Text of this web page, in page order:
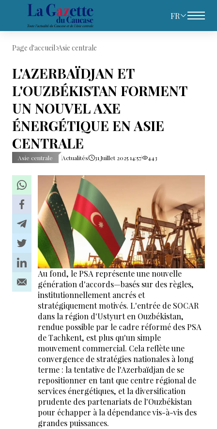
FR
Page d'accueil Asie centrale
L'AZERBAÏDJAN ET
L'OUZBÉKISTAN FORMENT
UN NOUVEL AXE
ÉNERGÉTIQUE EN ASIE
CENTRALE
Asie centrale Actualités 31 Juillet 2025 14:57 443
Au fond, le PSA représente une nouvelle
génération d'accords—basés sur des règles,
institutionnellement ancrés et
stratégiquement motivés. L'entrée de SOCAR
dans la région d'Ustyurt en Ouzbékistan,
rendue possible par le cadre réformé des PSA
de Tachkent, est plus qu'un simple
mouvement commercial. Cela reflète une
convergence de stratégies nationales à long
terme : la tentative de l'Azerbaïdjan de se
repositionner en tant que centre régional de
services énergétiques, et la diversification
prudente des partenariats de l'Ouzbékistan
pour échapper à la dépendance vis-à-vis des
grandes puissances.